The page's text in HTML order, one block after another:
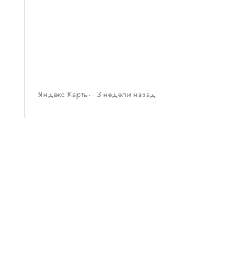
Яндекс Карты 3 недели назад